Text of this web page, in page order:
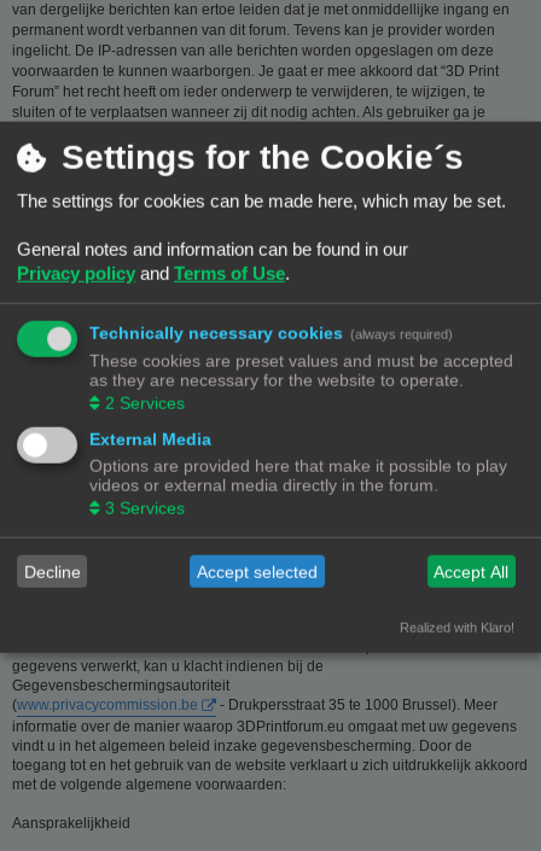
van dergelijke berichten kan ertoe leiden dat je met onmiddellijke ingang en
permanent wordt verbannen van dit forum. Tevens kan je provider worden
ingelicht. De IP-adressen van alle berichten worden opgeslagen om deze
voorwaarden te kunnen waarborgen. Je gaat er mee akkoord dat “3D Print
Forum” het recht heeft om ieder onderwerp te verwijderen, te wijzigen, te
sluiten of te verplaatsen wanneer zij dit nodig achten. Als gebruiker ga je
een database. Hoewel deze informatie niet aan een derde partij zal worden
verstrekt zónder je toestemming, kan “3D Print Forum” nóch phpBB
verantwoordelijk worden gehouden voor een hackpoging die ertoe kan leiden
dat de gegevens vrijkomen.
Je gaat akkoord met de regels die zijn samengesteld door de beheerders van
dit forum.: Bekijk de regels van dit Forum
Privacybeleid
Deze website is eigendom van de beheerder van 3Dprintforum.eu
Contactgegevens:
Zie contact link
Inzamelen van informatie - Privacy en gegevensbescherming
De meeste informatie op deze website is beschikbaar zonder dat er
persoonsgegevens moeten worden verstrekt. Wanneer de gebruiker toch om
persoonlijke informatie gevraagd wordt, zal deze informatie enkel gebruikt
door 3Dprintforum.eu op basis van de contractuele relatie als gevolg van het
registreren van een account dan wel op basis van haar gerechtvaardigd
belang om diensten te verlenen en u hiervoor te contacteren. De informatie
verbeteren of wissen. Daartoe volstaat het ons contact op te nemen via de
gegevens verwerkt, kan u klacht indienen bij de
Gegevensbeschermingsautoriteit
(www.privacycommission.be
- Drukpersstraat 35 te 1000 Brussel). Meer
informatie over de manier waarop 3DPrintforum.eu omgaat met uw gegevens
vindt u in het algemeen beleid inzake gegevensbescherming. Door de
toegang tot en het gebruik van de website verklaart u zich uitdrukkelijk akkoord
met de volgende algemene voorwaarden:
Aansprakelijkheid
Settings for the Cookie´s
The settings for cookies can be made here, which may be set.
General notes and information can be found in our
Privacy policy and Terms of Use.
Technically necessary cookies (always required)
These cookies are preset values and must be accepted
as they are necessary for the website to operate.
2 Services
External Media
Options are provided here that make it possible to play
videos or external media directly in the forum.
3 Services
Decline Accept selected Accept All
Realized with Klaro!